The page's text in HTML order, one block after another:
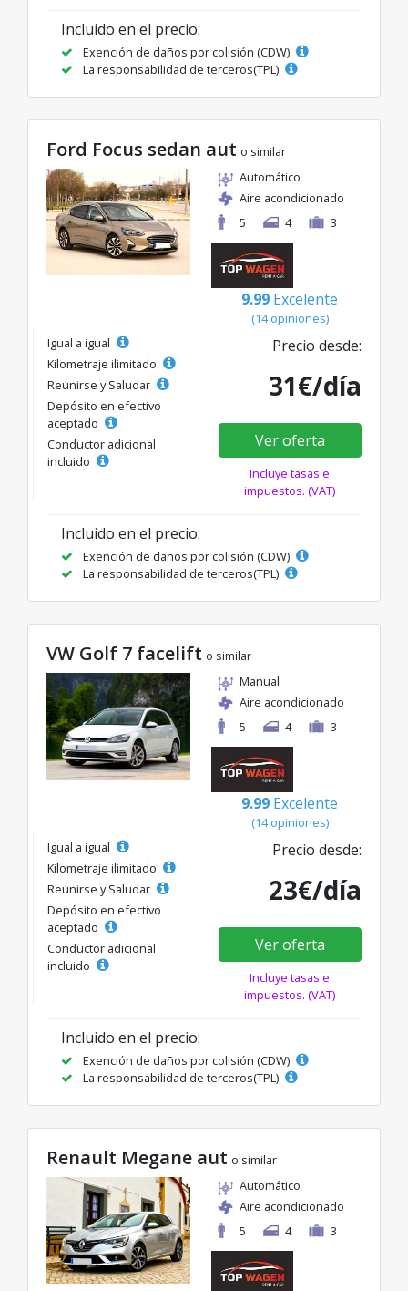
Incluido en el precio:
Exención de daños por colisión (CDW)
La responsabilidad de terceros(TPL)
Ford Focus sedan aut o similar
Automático
Aire acondicionado
5
4 3
9.99 Excelente
(14 opiniones)
Igual a igual
Kilometraje ilimitado
Reunirse y Saludar
Depósito en efectivo
aceptado
Conductor adicional
incluido
Precio desde:
31€/día
Ver oferta
Incluye tasas e
impuestos. (VAT)
Incluido en el precio:
Exención de daños por colisión (CDW)
La responsabilidad de terceros(TPL)
VW Golf 7 facelift o similar
Manual
Aire acondicionado
5
4 3
9.99 Excelente
(14 opiniones)
Igual a igual
Kilometraje ilimitado
Reunirse y Saludar
Depósito en efectivo
aceptado
Conductor adicional
incluido
Precio desde:
23€/día
Ver oferta
Incluye tasas e
impuestos. (VAT)
Incluido en el precio:
Exención de daños por colisión (CDW)
La responsabilidad de terceros(TPL)
Renault Megane aut o similar
Automático
Aire acondicionado
5
4 3